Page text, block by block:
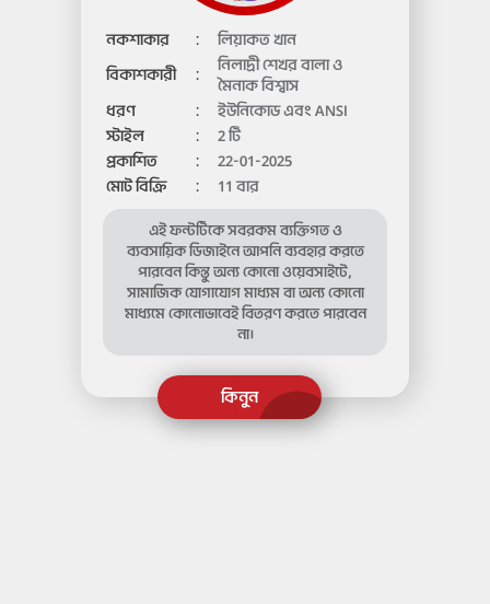
নকশাকার :
লিয়াকত খান
বিকাশকারী
:
নিলাদ্রী শেখর বালা ও
মৈনাক বিশ্বাস
ধরণ
:
ইউনিকোড এবং ANSI
স্টাইল
:
2 টি
প্রকাশিত
:
22-01-2025
মোট বিক্রি
: 11 বার
এই ফন্টটিকে সবরকম ব্যক্তিগত ও
ব্যবসায়িক ডিজাইনে আপনি ব্যবহার করতে
পারবেন কিন্তু অন্য কোনো ওয়েবসাইটে,
সামাজিক যোগাযোগ মাধ্যম বা অন্য কোনো
মাধ্যমে কোনোভাবেই বিতরণ করতে পারবেন
না।